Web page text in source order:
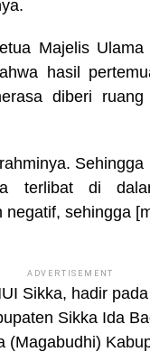
Majelis
hasil
diberi
terlibat di
sehingga
ADVERTISEMENT
Sikka, hadir
Sikka Ida
(Magabudhi)